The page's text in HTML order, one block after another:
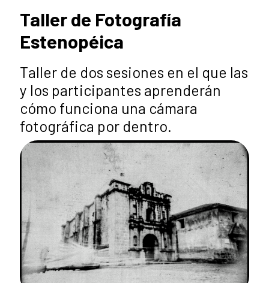
Taller de Fotografía
Estenopéica
Taller de dos sesiones en el que las
y los participantes aprenderán
cómo funciona una cámara
fotográfica por dentro.